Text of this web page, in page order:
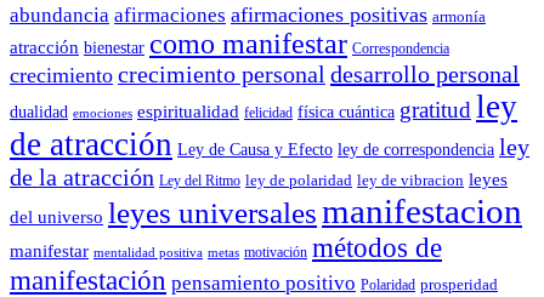
abundancia afirmaciones afirmaciones positivas armonía
atracción bienestar como manifestar Correspondencia
crecimiento crecimiento personal desarrollo personal
dualidad emociones espiritualidad felicidad física cuántica gratitud ley
de atracción Ley de Causa y Efecto ley de correspondencia ley
de la atracción Ley del Ritmo ley de polaridad ley de vibracion leyes
del universo leyes universalesmanifestacion
manifestar mentalidad positiva metas motivación métodos de
manifestación pensamiento positivo Polaridad prosperidad